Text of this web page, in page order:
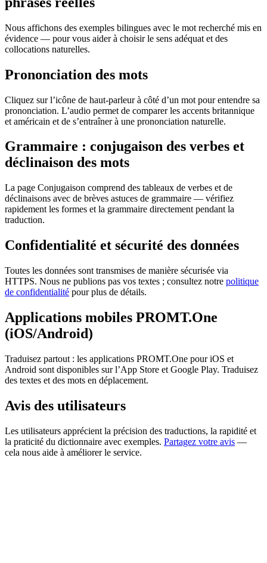
Nous affichons des exemples bilingues avec le mot recherché mis en
évidence — pour vous aider à choisir le sens adéquat et des
collocations naturelles.
Prononciation des mots
Cliquez sur l’icône de haut-parleur à côté d’un mot pour entendre sa
prononciation. L’audio permet de comparer les accents britannique
et américain et de s’entraîner à une prononciation naturelle.
Grammaire : conjugaison des verbes et
déclinaison des mots
La page Conjugaison comprend des tableaux de verbes et de
déclinaisons avec de brèves astuces de grammaire — vérifiez
rapidement les formes et la grammaire directement pendant la
traduction.
Confidentialité et sécurité des données
Toutes les données sont transmises de manière sécurisée via
HTTPS. Nous ne publions pas vos textes ; consultez notre politique
de confidentialité pour plus de détails.
Applications mobiles PROMT.One
(iOS/Android)
Traduisez partout : les applications PROMT.One pour iOS et
Android sont disponibles sur l’App Store et Google Play. Traduisez
des textes et des mots en déplacement.
Avis des utilisateurs
Les utilisateurs apprécient la précision des traductions, la rapidité et
la praticité du dictionnaire avec exemples. Partagez votre avis —
cela nous aide à améliorer le service.